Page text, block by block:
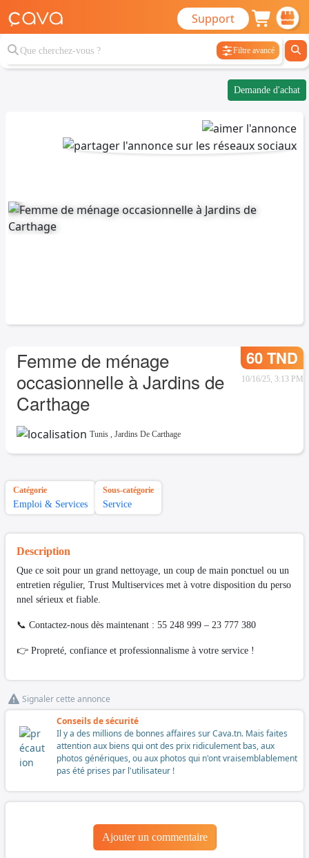
Support
Filtre avancé
Demande d'achat
Femme de ménage
occasionnelle à Jardins de
Carthage
60 TND
10/16/25, 3:13 PM
Tunis , Jardins De Carthage
Catégorie
Emploi & Services
Sous-catégorie
Service
Description
Que ce soit pour un grand nettoyage, un coup de main ponctuel ou un
entretien régulier, Trust Multiservices met à votre disposition du perso
nnel sérieux et fiable.
📞 Contactez-nous dès maintenant : 55 248 999 – 23 777 380
👉 Propreté, confiance et professionnalisme à votre service !
Signaler cette annonce
Conseils de sécurité
Il y a des millions de bonnes affaires sur Cava.tn. Mais faites
attention aux biens qui ont des prix ridiculement bas, aux
photos génériques, ou aux photos qui n'ont vraisemblablement
pas été prises par l'utilisateur !
Ajouter un commentaire